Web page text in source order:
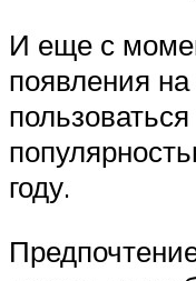
И еще с
появления
году.